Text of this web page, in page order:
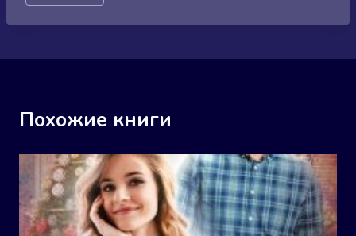
записи:
Похожие книги